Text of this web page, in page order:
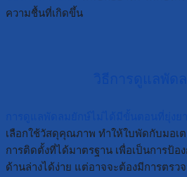
ความชื้นที่เกิดขึ้น
เลือกใช้วัสดุคุณภาพ ทำให้ใบพัดกับมอเ
การติดตั้งที่ได้มาตรฐาน เพื่อเป็นการป้อ
ด้านล่างได้ง่าย แต่อาจจะต้องมีการตร